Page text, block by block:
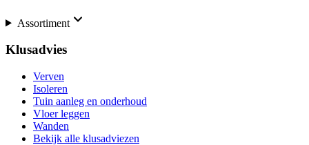
Assortiment
Klusadvies
Verven
Isoleren
Tuin aanleg en onderhoud
Vloer leggen
Wanden
Bekijk alle klusadviezen